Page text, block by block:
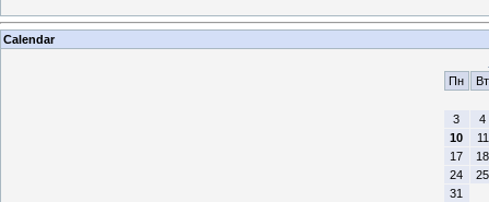
Calendar
Пн
Вт
3
4
10
11
17
18
24
25
31